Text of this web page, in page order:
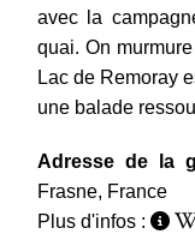
avec la
quai. On
Lac de Remoray
une balade
Adresse de la
Frasne, France
Plus d'infos :